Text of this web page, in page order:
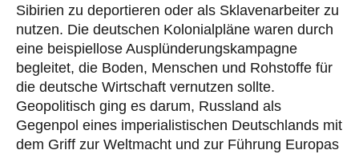
Sibirien zu deportieren oder als Sklavenarbeiter zu
nutzen. Die deutschen Kolonialpläne waren durch
eine beispiellose Ausplünderungskampagne
begleitet, die Boden, Menschen und Rohstoffe für
die deutsche Wirtschaft vernutzen sollte.
Geopolitisch ging es darum, Russland als
Gegenpol eines imperialistischen Deutschlands mit
dem Griff zur Weltmacht und zur Führung Europas